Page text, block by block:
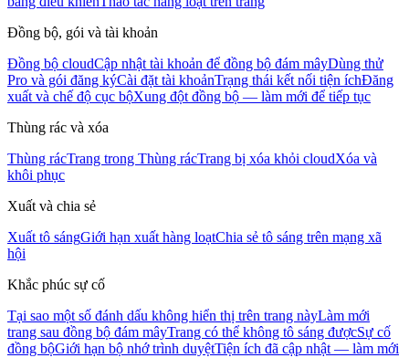
Đồng bộ, gói và tài khoản
Đồng bộ cloudCập nhật tài khoản để đồng bộ đám mâyDùng thử
Pro và gói đăng kýCài đặt tài khoảnTrạng thái kết nối tiện íchĐăng
xuất và chế độ cục bộXung đột đồng bộ — làm mới để tiếp tục
Thùng rác và xóa
Thùng rácTrang trong Thùng rácTrang bị xóa khỏi cloudXóa và
khôi phục
Xuất và chia sẻ
Xuất tô sángGiới hạn xuất hàng loạtChia sẻ tô sáng trên mạng xã
hội
Khắc phúc sự cố
Tại sao một số đánh dấu không hiển thị trên trang nàyLàm mới
trang sau đồng bộ đám mâyTrang có thể không tô sáng đượcSự cố
đồng bộGiới hạn bộ nhớ trình duyệtTiện ích đã cập nhật — làm mới